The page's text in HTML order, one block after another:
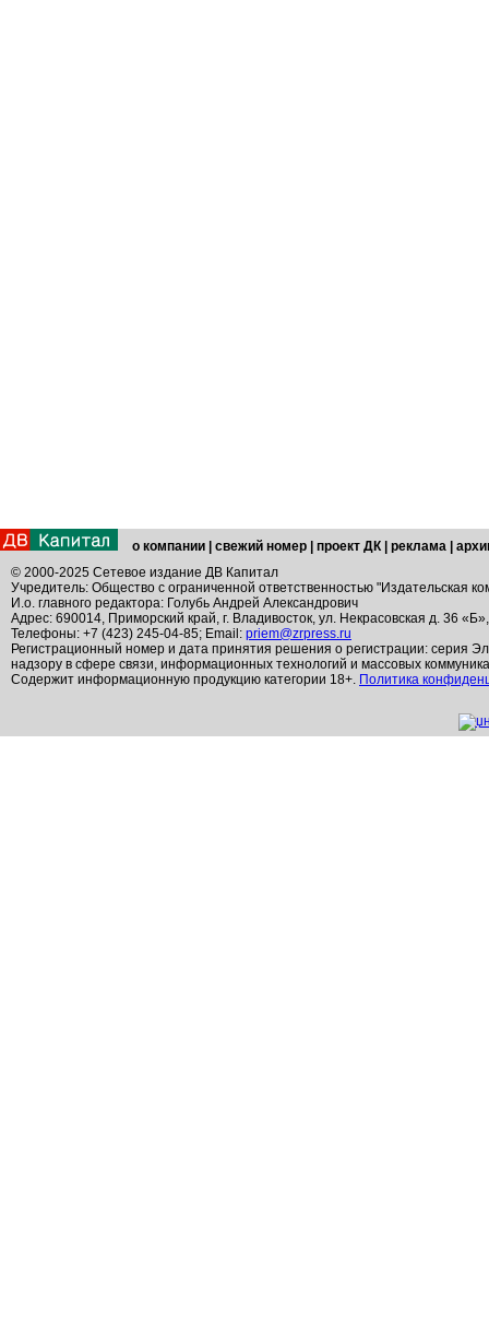
о компании свежий номер проект ДК реклама
© 2000-2025 Сетевое издание ДВ Капитал
Учредитель: Общество с ограниченной ответственностью "Издательская
И.о. главного редактора: Голубь Андрей Александрович
Адрес: 690014, Приморский край, г. Владивосток, ул. Некрасовская д. 36
Телефоны: +7 (423) 245-04-85; Email: priem@zrpress.ru
Регистрационный номер и дата принятия решения о регистрации: серия
надзору в сфере связи, информационных технологий и массовых
Содержит информационную продукцию категории 18+. Политика